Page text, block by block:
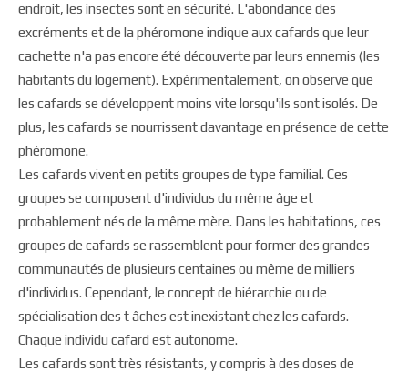
endroit, les insectes sont en sécurité. L'abondance des
excréments et de la phéromone indique aux cafards que leur
cachette n'a pas encore été découverte par leurs ennemis (les
habitants du logement). Expérimentalement, on observe que
les cafards se développent moins vite lorsqu'ils sont isolés. De
plus, les cafards se nourrissent davantage en présence de cette
phéromone.
Les cafards vivent en petits groupes de type familial. Ces
groupes se composent d'individus du même âge et
probablement nés de la même mère. Dans les habitations, ces
groupes de cafards se rassemblent pour former des grandes
communautés de plusieurs centaines ou même de milliers
d'individus. Cependant, le concept de hiérarchie ou de
spécialisation des t âches est inexistant chez les cafards.
Chaque individu cafard est autonome.
Les cafards sont très résistants, y compris à des doses de